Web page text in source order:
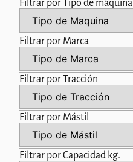
Filtrar por Tipo de máquina
Filtrar por Marca
Filtrar por Tracción
Filtrar por Mástil
Filtrar por Capacidad kg.